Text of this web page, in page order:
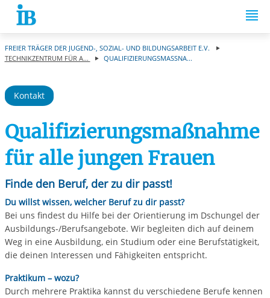
Springe zum Inhalt
FREIER TRÄGER DER JUGEND-, SOZIAL- UND BILDUNGSARBEIT E.V.
TECHNIKZENTRUM FÜR A...
QUALIFIZIERUNGSMASSNA...
Kontakt
Qualifizierungsmaßnahme
für alle jungen Frauen
Finde den Beruf, der zu dir passt!
Du willst wissen, welcher Beruf zu dir passt?
Bei uns findest du Hilfe bei der Orientierung im Dschungel der
Ausbildungs-/Berufsangebote. Wir begleiten dich auf deinem
Weg in eine Ausbildung, ein Studium oder eine Berufstätigkeit,
die deinen Interessen und Fähigkeiten entspricht.
Praktikum – wozu?
Durch mehrere Praktika kannst du verschiedene Berufe kennen